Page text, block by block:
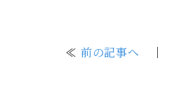
≪ 前の記事へ